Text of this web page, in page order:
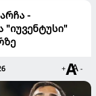
-
"იუვენტუსი"
+ -